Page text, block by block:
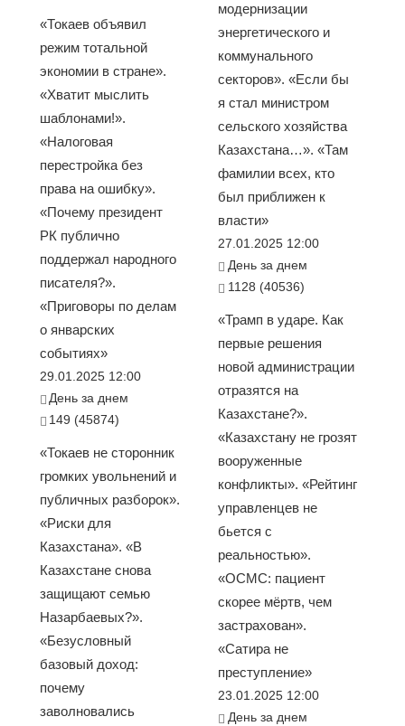
«Токаев объявил
режим тотальной
экономии в стране».
«Хватит мыслить
шаблонами!».
«Налоговая
перестройка без
права на ошибку».
«Почему президент
РК публично
поддержал народного
писателя?».
«Приговоры по делам
о январских
событиях»
29.01.2025 12:00
День за днем
149 (45874)
«Токаев не сторонник
громких увольнений и
публичных разборок».
«Риски для
Казахстана». «В
Казахстане снова
защищают семью
Назарбаевых?».
«Безусловный
базовый доход:
почему
заволновались
модернизации
энергетического и
коммунального
секторов». «Если бы
я стал министром
сельского хозяйства
Казахстана…». «Там
фамилии всех, кто
был приближен к
власти»
27.01.2025 12:00
День за днем
1128 (40536)
«Трамп в ударе. Как
первые решения
новой администрации
отразятся на
Казахстане?».
«Казахстану не грозят
вооруженные
конфликты». «Рейтинг
управленцев не
бьется с
реальностью».
«ОСМС: пациент
скорее мёртв, чем
застрахован».
«Сатира не
преступление»
23.01.2025 12:00
День за днем